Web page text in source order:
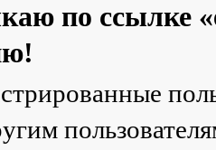
по ссылке